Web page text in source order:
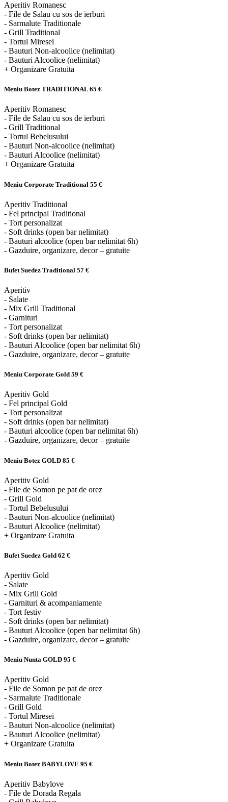
Aperitiv Romanesc
- File de Salau cu sos de ierburi
- Sarmalute Traditionale
- Grill Traditional
- Tortul Miresei
- Bauturi Non-alcoolice (nelimitat)
- Bauturi Alcoolice (nelimitat)
+ Organizare Gratuita
Meniu Botez TRADITIONAL 65 €
Aperitiv Romanesc
- File de Salau cu sos de ierburi
- Grill Traditional
- Tortul Bebelusului
- Bauturi Non-alcoolice (nelimitat)
- Bauturi Alcoolice (nelimitat)
+ Organizare Gratuita
Meniu Corporate Traditional 55 €
Aperitiv Traditional
- Fel principal Traditional
- Tort personalizat
- Soft drinks (open bar nelimitat)
- Bauturi alcoolice (open bar nelimitat 6h)
- Gazduire, organizare, decor – gratuite
Bufet Suedez Traditional 57 €
Aperitiv
- Salate
- Mix Grill Traditional
- Garnituri
- Tort personalizat
- Soft drinks (open bar nelimitat)
- Bauturi Alcoolice (open bar nelimitat 6h)
- Gazduire, organizare, decor – gratuite
Meniu Corporate Gold 59 €
Aperitiv Gold
- Fel principal Gold
- Tort personalizat
- Soft drinks (open bar nelimitat)
- Bauturi alcoolice (open bar nelimitat 6h)
- Gazduire, organizare, decor – gratuite
Meniu Botez GOLD 85 €
Aperitiv Gold
- File de Somon pe pat de orez
- Grill Gold
- Tortul Bebelusului
- Bauturi Non-alcoolice (nelimitat)
- Bauturi Alcoolice (nelimitat)
+ Organizare Gratuita
Bufet Suedez Gold 62 €
Aperitiv Gold
- Salate
- Mix Grill Gold
- Garnituri & acompaniamente
- Tort festiv
- Soft drinks (open bar nelimitat)
- Bauturi Alcoolice (open bar nelimitat 6h)
- Gazduire, organizare, decor – gratuite
Meniu Nunta GOLD 95 €
Aperitiv Gold
- File de Somon pe pat de orez
- Sarmalute Traditionale
- Grill Gold
- Tortul Miresei
- Bauturi Non-alcoolice (nelimitat)
- Bauturi Alcoolice (nelimitat)
+ Organizare Gratuita
Meniu Botez BABYLOVE 95 €
Aperitiv Babylove
- File de Dorada Regala